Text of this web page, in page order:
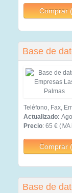
Comprar (
Base de
Teléfono, Fax,
Actualizado:
Precio: 65 €
Comprar (
Base de